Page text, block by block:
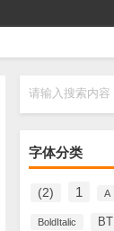
请输入搜索内容
字体分类
(2) 1 A
BoldItalic BT